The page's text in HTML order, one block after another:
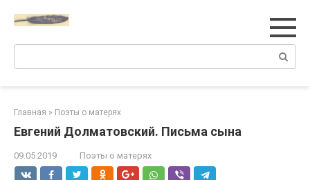
Главная » Поэты о матерях
Евгений Долматовский. Письма сына
09.05.2019 Поэты о матерях